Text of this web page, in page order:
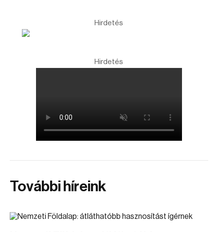
Hirdetés
Hirdetés
További híreink